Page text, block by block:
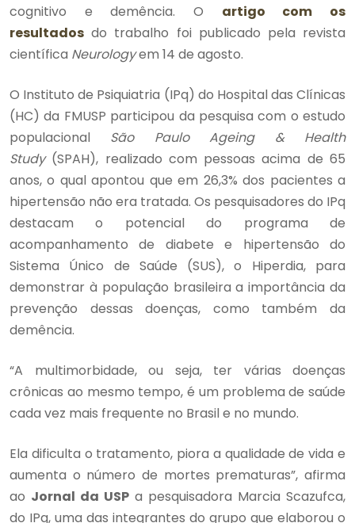
cognitivo e demência. O artigo com os
resultados do trabalho foi publicado pela revista
científica Neurologyem 14 de agosto.
O Instituto de Psiquiatria (IPq) do Hospital das Clínicas
(HC) da FMUSP participou da pesquisa com o estudo
populacional São Paulo Ageing & Health
Study(SPAH), realizado com pessoas acima de 65
anos, o qual apontou que em 26,3% dos pacientes a
hipertensão não era tratada. Os pesquisadores do IPq
destacam o potencial do programa de
acompanhamento de diabete e hipertensão do
Sistema Único de Saúde (SUS), o Hiperdia, para
demonstrar à população brasileira a importância da
prevenção dessas doenças, como também da
demência.
“A multimorbidade, ou seja, ter várias doenças
crônicas ao mesmo tempo, é um problema de saúde
cada vez mais frequente no Brasil e no mundo.
Ela dificulta o tratamento, piora a qualidade de vida e
aumenta o número de mortes prematuras”, afirma
ao Jornal da USP a pesquisadora Marcia Scazufca,
do IPq, uma das integrantes do grupo que elaborou o